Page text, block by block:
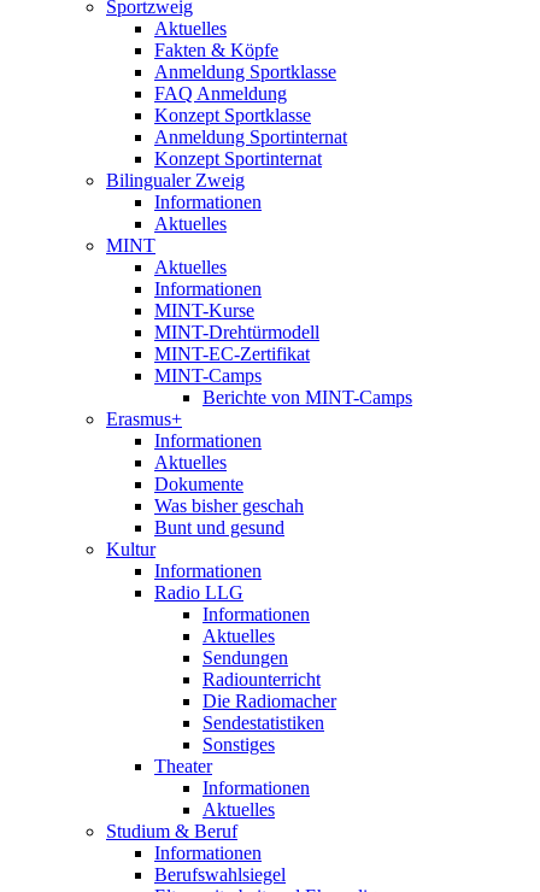
Sportzweig
Aktuelles
Fakten & Köpfe
Anmeldung Sportklasse
FAQ Anmeldung
Konzept Sportklasse
Anmeldung Sportinternat
Konzept Sportinternat
Bilingualer Zweig
Informationen
Aktuelles
MINT
Aktuelles
Informationen
MINT-Kurse
MINT-Drehtürmodell
MINT-EC-Zertifikat
MINT-Camps
Berichte von MINT-Camps
Erasmus+
Informationen
Aktuelles
Dokumente
Was bisher geschah
Bunt und gesund
Kultur
Informationen
Radio LLG
Informationen
Aktuelles
Sendungen
Radiounterricht
Die Radiomacher
Sendestatistiken
Sonstiges
Theater
Informationen
Aktuelles
Studium & Beruf
Informationen
Berufswahlsiegel